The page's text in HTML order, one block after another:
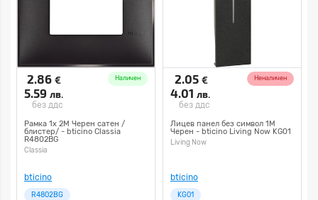
2.86 €
5.59 лв.
без ддс
Наличен
Рамка 1х 2M Черен сатен /
блистер/ - bticino Classia
R4802BG
Classia
bticino
R4802BG
2.05 €
4.01 лв.
без ддс
Неналичен
Лицев панел без символ 1M
Черен - bticino Living Now KG01
Living Now
bticino
KG01